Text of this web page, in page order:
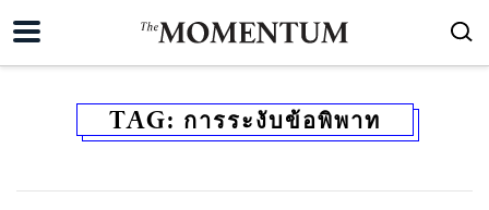
TAG: การระงับข้อพิพาท